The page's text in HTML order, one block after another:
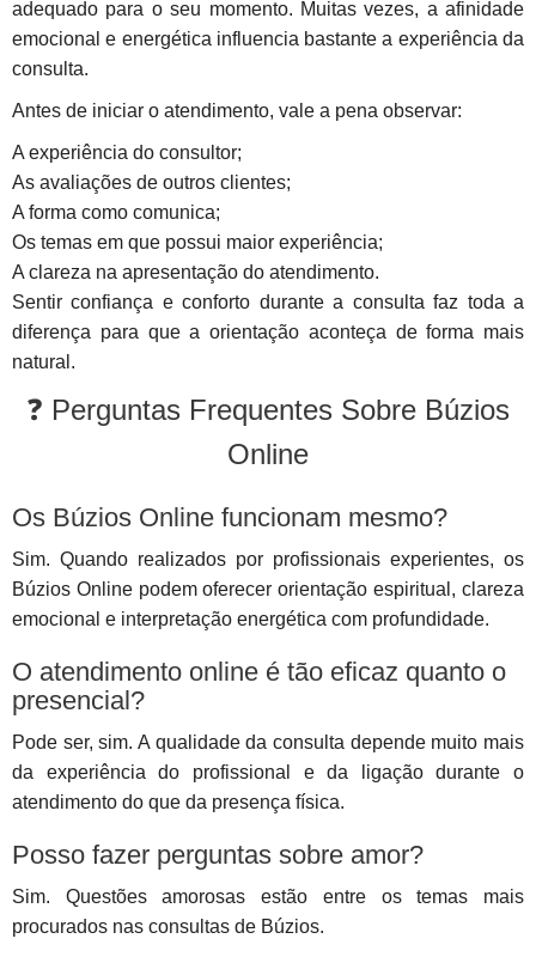
adequado para o seu momento. Muitas vezes, a afinidade
emocional e energética influencia bastante a experiência da
consulta.
Antes de iniciar o atendimento, vale a pena observar:
A experiência do consultor;
As avaliações de outros clientes;
A forma como comunica;
Os temas em que possui maior experiência;
A clareza na apresentação do atendimento.
Sentir confiança e conforto durante a consulta faz toda a
diferença para que a orientação aconteça de forma mais
natural.
❓ Perguntas Frequentes Sobre Búzios
Online
Os Búzios Online funcionam mesmo?
Sim. Quando realizados por profissionais experientes, os
Búzios Online podem oferecer orientação espiritual, clareza
emocional e interpretação energética com profundidade.
O atendimento online é tão eficaz quanto o
presencial?
Pode ser, sim. A qualidade da consulta depende muito mais
da experiência do profissional e da ligação durante o
atendimento do que da presença física.
Posso fazer perguntas sobre amor?
Sim. Questões amorosas estão entre os temas mais
procurados nas consultas de Búzios.